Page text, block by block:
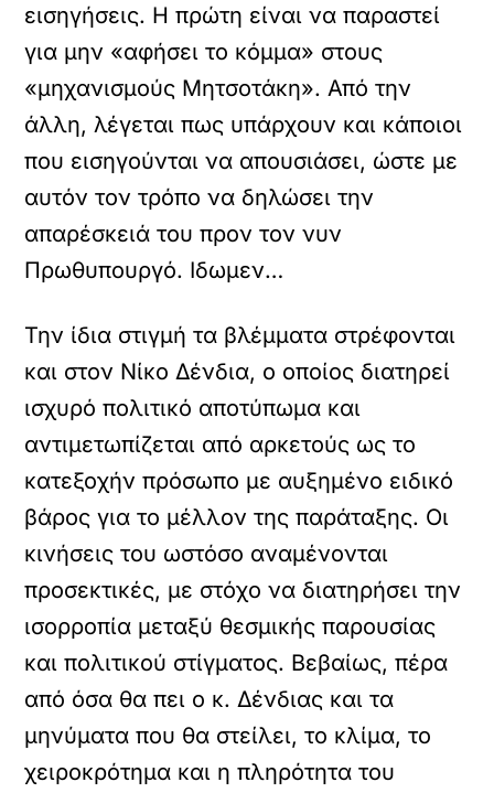
εισηγήσεις. Η πρώτη είναι να παραστεί
για μην «αφήσει το κόμμα» στους
«μηχανισμούς Μητσοτάκη». Από την
άλλη, λέγεται πως υπάρχουν και κάποιοι
που εισηγούνται να απουσιάσει, ώστε με
αυτόν τον τρόπο να δηλώσει την
απαρέσκειά του προν τον νυν
Πρωθυπουργό. Ιδωμεν…
Την ίδια στιγμή τα βλέμματα στρέφονται
και στον Νίκο Δένδια, ο οποίος διατηρεί
ισχυρό πολιτικό αποτύπωμα και
αντιμετωπίζεται από αρκετούς ως το
κατεξοχήν πρόσωπο με αυξημένο ειδικό
βάρος για το μέλλον της παράταξης. Οι
κινήσεις του ωστόσο αναμένονται
προσεκτικές, με στόχο να διατηρήσει την
ισορροπία μεταξύ θεσμικής παρουσίας
και πολιτικού στίγματος. Βεβαίως, πέρα
από όσα θα πει ο κ. Δένδιας και τα
μηνύματα που θα στείλει, το κλίμα, το
χειροκρότημα και η πληρότητα του